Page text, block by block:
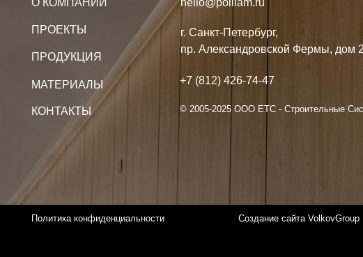
Создание сайта VolkovGroup
Политика конфиденциальности